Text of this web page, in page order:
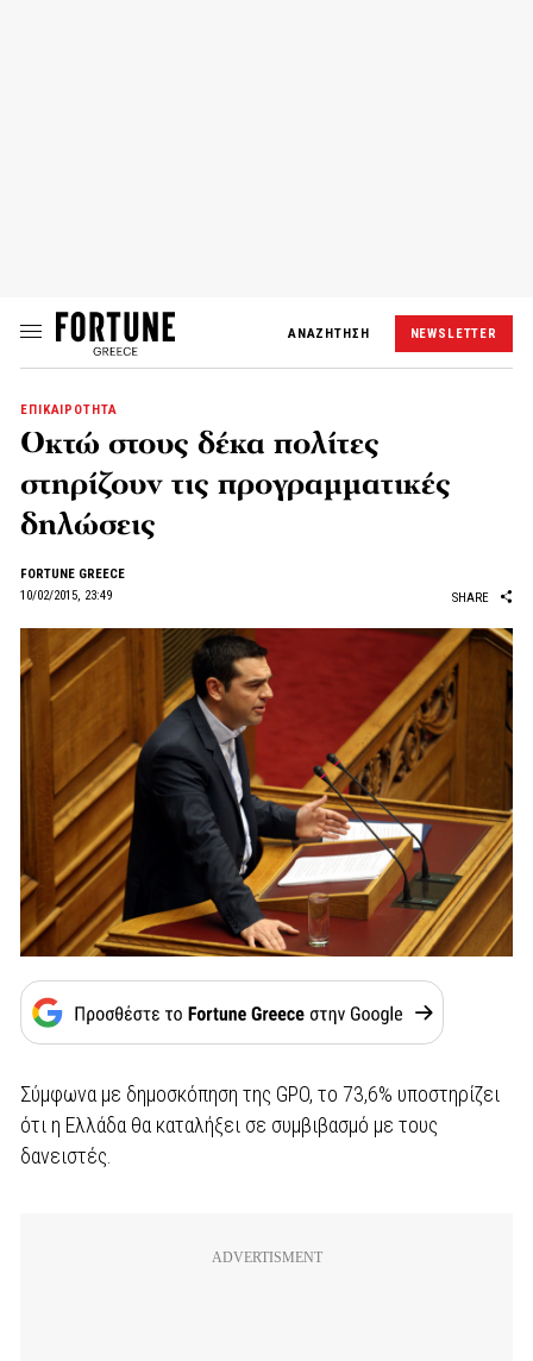
ΑΝΑΖΗΤΗΣΗ NEWSLETTER
ΕΠΙΚΑΙΡΟΤΗΤΑ
Οκτώ στους δέκα πολίτες
στηρίζουν τις προγραμματικές
δηλώσεις
FORTUNE GREECE
10/02/2015, 23:49
SHARE
Σύμφωνα με δημοσκόπηση της GPO, το 73,6% υποστηρίζει
ότι η Ελλάδα θα καταλήξει σε συμβιβασμό με τους
δανειστές.